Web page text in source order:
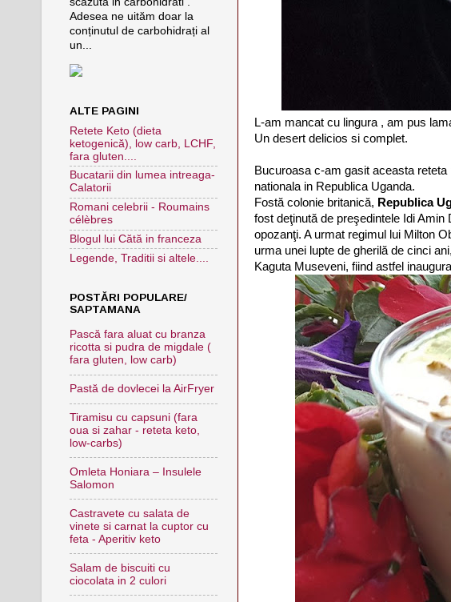
L-am mancat cu lingura , am pus
Un desert delicios si complet.
Bucuroasa c-am gasit aceasta reteta
nationala in Republica Uganda.
Fostă colonie britanică, Republica
fost deţinută de preşedintele Idi
opozanţi. A urmat regimul lui Milton
urma unei lupte de gherilă de cinci
Kaguta Museveni, fiind astfel
Adesea ne uităm doar la
conținutul de carbohidrați al
un...
ALTE PAGINI
Retete Keto (dieta
ketogenică), low carb, LCHF,
fara gluten....
Bucatarii din lumea intreaga-
Calatorii
Romani celebrii - Roumains
célèbres
Blogul lui Cătă in franceza
Legende, Traditii si altele....
POSTĂRI POPULARE/
SAPTAMANA
Pască fara aluat cu branza
ricotta si pudra de migdale (
fara gluten, low carb)
Pastă de dovlecei la AirFryer
Tiramisu cu capsuni (fara
oua si zahar - reteta keto,
low-carbs)
Omleta Honiara – Insulele
Salomon
Castravete cu salata de
vinete si carnat la cuptor cu
feta - Aperitiv keto
Salam de biscuiti cu
ciocolata in 2 culori